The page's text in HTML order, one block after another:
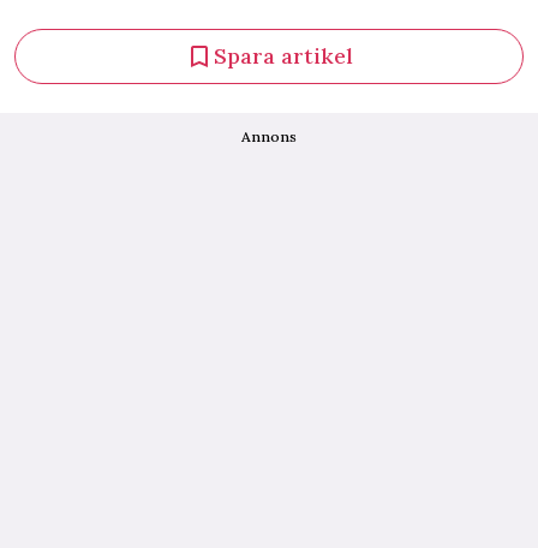
Spara artikel
Annons